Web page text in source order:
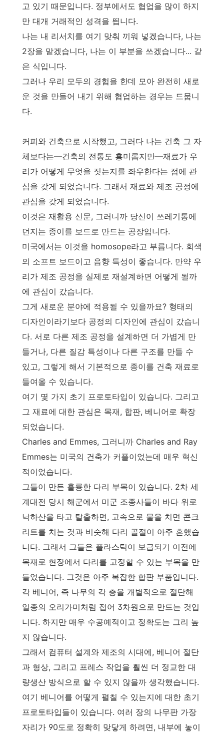
고 있기 때문입니다. 정부에서도 협업을 많이 하지
만 대개 거래적인 성격을 띕니다.
나는 내 리서치를 여기 맞춰 끼워 넣겠습니다, 나는
2장을 맡겠습니다, 나는 이 부분을 쓰겠습니다... 같
은 식입니다.
그러나 우리 모두의 경험을 한데 모아 완전히 새로
운 것을 만들어 내기 위해 협업하는 경우는 드뭅니
다.
커피와 건축으로 시작했고, 그러다 나는 건축 그 자
체보다는—건축의 전통도 흥미롭지만—재료가 우
리가 어떻게 무엇을 짓는지를 좌우한다는 점에 관
심을 갖게 되었습니다. 그래서 재료와 제조 공정에
관심을 갖게 되었습니다.
이것은 재활용 신문, 그러니까 당신이 쓰레기통에
던지는 종이를 보드로 만드는 공장입니다.
미국에서는 이것을 homosope라고 부릅니다. 회색
의 소프트 보드이고 음향 특성이 좋습니다. 만약 우
리가 제조 공정을 실제로 재설계하면 어떻게 될까
에 관심이 갔습니다.
그게 새로운 분야에 적용될 수 있을까요? 형태의
디자인이라기보다 공정의 디자인에 관심이 갔습니
다. 서로 다른 제조 공정을 설계하면 더 가볍게 만
들거나, 다른 질감 특성이나 다른 구조를 만들 수
있고, 그렇게 해서 기본적으로 종이를 건축 재료로
들여올 수 있습니다.
여기 몇 가지 초기 프로토타입이 있습니다. 그리고
그 재료에 대한 관심은 목재, 합판, 베니어로 확장
되었습니다.
Charles and Emmes, 그러니까 Charles and Ray
Emmes는 미국의 건축가 커플이었는데 매우 혁신
적이었습니다.
그들이 만든 훌륭한 다리 부목이 있습니다. 2차 세
계대전 당시 해군에서 미군 조종사들이 바다 위로
낙하산을 타고 탈출하면, 고속으로 물을 치면 콘크
리트를 치는 것과 비슷해 다리 골절이 아주 흔했습
니다. 그래서 그들은 플라스틱이 보급되기 이전에
목재로 현장에서 다리를 고정할 수 있는 부목을 만
들었습니다. 그것은 아주 복잡한 합판 부품입니다.
각 베니어, 즉 나무의 각 층을 개별적으로 절단해
일종의 오리가미처럼 접어 3차원으로 만드는 것입
니다. 하지만 매우 수공예적이고 정확도는 그리 높
지 않습니다.
그래서 컴퓨터 설계와 제조의 시대에, 베니어 절단
과 형상, 그리고 프레스 작업을 훨씬 더 정교한 대
량생산 방식으로 할 수 있지 않을까 생각했습니다.
여기 베니어를 어떻게 펼칠 수 있는지에 대한 초기
프로토타입들이 있습니다. 여러 장의 나무판 가장
자리가 90도로 정확히 맞닿게 하려면, 내부에 놓이